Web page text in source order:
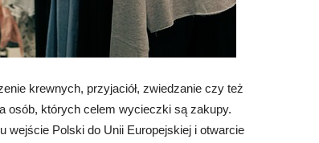
krewnych, przyjaciół, zwiedzanie czy też
osób, których celem wycieczki są zakupy.
wejście Polski do Unii Europejskiej i otwarcie